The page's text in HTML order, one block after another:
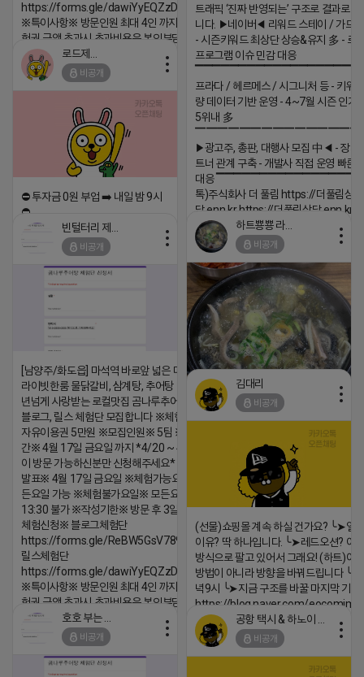
https://forms.gle/dawiYyEQZzDdqf8W8
※특이사항※ 방문인원 최대 4인 까지 가능 체
험권 금액 초과시 초과비용은 본인부담입니다.
2026-04-18 17:12
트래픽 ‘진짜 반영되는’ 구조로 결과로
니다. ▶네이버◀ 리워드 스테이 / 가드 /
- 시즌키워드 최상단 상승&유지 多 - 로
프로그램 이슈 민감 대응
▔▔▔▔▔▔▔▔▔▔▔▔▔▔▔▔▔▔ ▶
프라다 / 헤르메스 / 시그니처 등 - 키워
량 데이터 기반 운영 - 4~7월 시즌 인기
5위내 多
▶광고주, 총판, 대행사 모집 中◀ - 장기
트너 관계 구축 - 개발사 직접 운영 빠른
대응
톡)주식회사 더 풀림 https://더풀림상
담.enn.kr https://더풀림상담.enn.kr
2026-04-18 17:26
비공개
⛔️ 투자금 0원 부업 ➡️ 내일 밤 9시
⛔️
2026-04-18 17:23
하트뿅뿅 라이언
비공개
https://m.blog.naver.com/
2026-04-18 17:23
비공개
[남양주/화도읍] 마석역 바로앞 넓은 매장과, 프
라이빗한룸 물닭갈비, 삼계탕, 추어탕 맛집 10
년넘게 사랑받는 로컬맛집 곰나루추어탕에서
블로그, 릴스 체험단 모집합니다 ※체험메뉴※
자유이용권 5만원 ※모집인원※ 5팀 ※모집기
간※ 4월 17일 금요일 까지 *4/20 ~ 4/26 사
이 방문 가능하신분만 신청해주세요* ※체험단
발표※ 4월 17일 금요일 ※체험가능요일※ 모
든요일 가능 ※체험불가요일※ 모든요일 12 ~
13:30 불가 ※작성기한※ 방문 후 3일 이내 ※
체험신청※ 블로그체험단
https://forms.gle/ReBW5GsV789ur2Pz6
릴스체험단
https://forms.gle/dawiYyEQZzDdqf8W8
※특이사항※ 방문인원 최대 4인 까지 가능 체
험권 금액 초과시 초과비용은 본인부담입니다.
2026-04-18 17:18
김대리
비공개
(선물)쇼핑몰 계속 하실 건가요? ╰➤열
이유? 딱 하나입니다. ╰➤레드오션? 아
방식으로 팔고 있어서 그래요! (하트)이
방법이 아니라 방향을 바꿔드립니다
녁9시 ╰➤지금 구조를 바꿀 마지막 기회
https://blog.naver.com/eocomim/
2026-04-18 17:15
비공개 비공개